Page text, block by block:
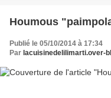
Houmous
Publié le 05/10/2014 à 17:34
Par lacuisinedelilimarti.over-